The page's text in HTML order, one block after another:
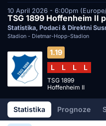
10 April 2026 - 6:00pm
Statistika, Podaci & Direktni
Stadion - Dietmar-Hopp-Stadion
1.19
L
L L L
TSG 1899
Hoffenheim II
Statistika Prognoze